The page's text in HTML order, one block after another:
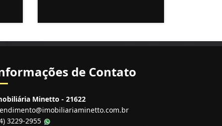
de Contato
Minetto - 21622
3229-2955